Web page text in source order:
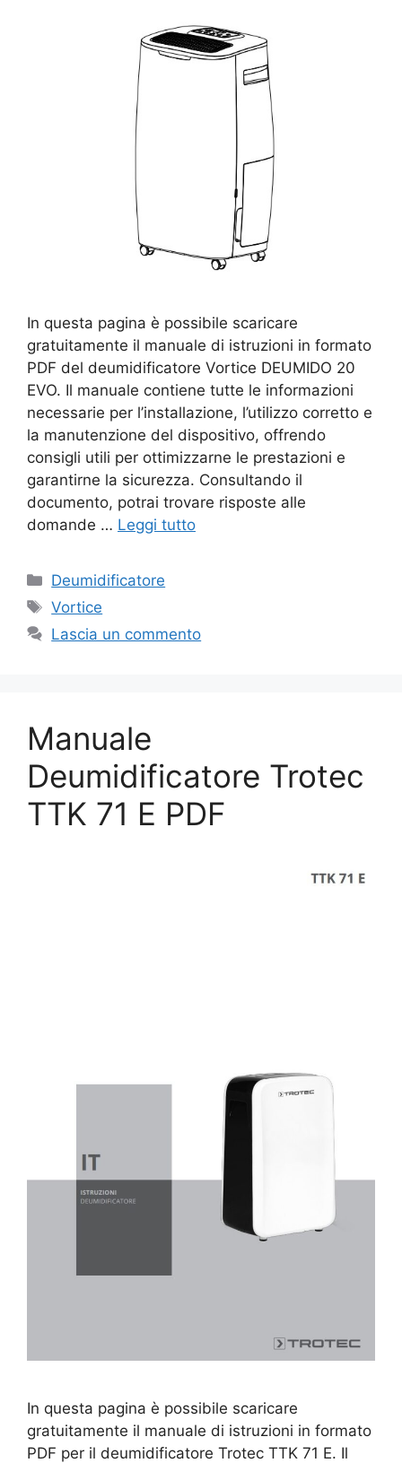
In questa pagina è possibile scaricare
gratuitamente il manuale di istruzioni in formato
PDF del deumidificatore Vortice DEUMIDO 20
EVO. Il manuale contiene tutte le informazioni
necessarie per l’installazione, l’utilizzo corretto e
la manutenzione del dispositivo, offrendo
consigli utili per ottimizzarne le prestazioni e
garantirne la sicurezza. Consultando il
documento, potrai trovare risposte alle
domande … Leggi tutto
Categorie
Deumidificatore
Tag
Vortice
Lascia un commento
Manuale
Deumidificatore Trotec
TTK 71 E PDF
In questa pagina è possibile scaricare
gratuitamente il manuale di istruzioni in formato
PDF per il deumidificatore Trotec TTK 71 E. Il